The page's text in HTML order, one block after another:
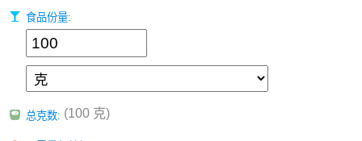
食品份量:
总克数: (100 克)